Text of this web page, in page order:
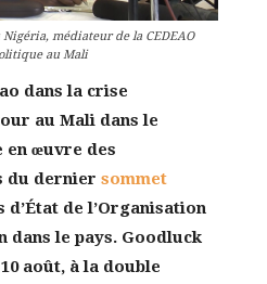
médiateur de la CEDEAO
au Mali
dans la crise
au Mali dans le
en œuvre des
du dernier sommet
d’État de l’Organisation
le pays. Goodluck
août, àla double